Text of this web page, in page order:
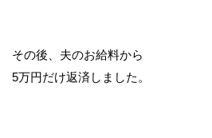
その後、夫のお給料から
5万円だけ返済しました。